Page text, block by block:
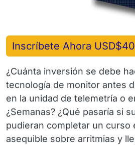
Inscríbete Ahora
¿Cuánta inversión se debe
tecnología de monitor antes
en la unidad de telemetría o
¿Semanas? ¿Qué pasaría si
pudieran completar un curso
asequible sobre arritmias y